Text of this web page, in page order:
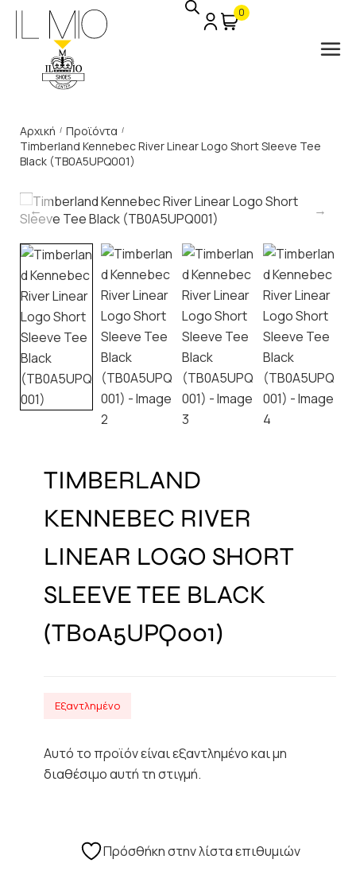
0
Αρχική / Προϊόντα /
Timberland Kennebec River Linear Logo Short Sleeve Tee
Black (TB0A5UPQ001)
TIMBERLAND
KENNEBEC RIVER
LINEAR LOGO SHORT
SLEEVE TEE BLACK
(TB0A5UPQ001)
Εξαντλημένο
Αυτό το προϊόν είναι εξαντλημένο και μη
διαθέσιμο αυτή τη στιγμή.
Πρόσθήκη στην λίστα επιθυμιών